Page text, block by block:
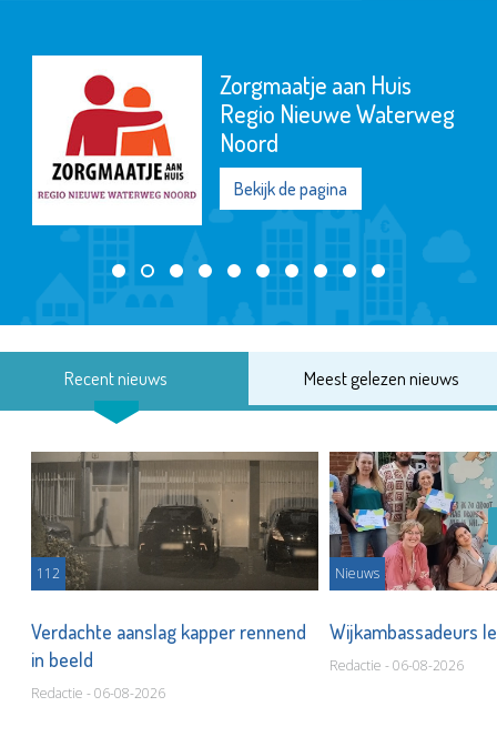
Zorgmaatje aan Huis
Regio Nieuwe Waterweg
Noord
Bekijk de pagina
Recent nieuws Meest gelezen nieuws
112
Verdachte aanslag kapper rennend
in beeld
Redactie - 06-08-2026
Nieuws
Wijkambassadeurs
Redactie - 06-08-2026